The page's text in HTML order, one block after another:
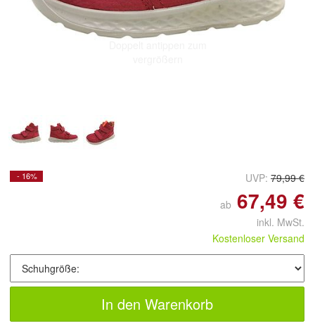
- 16% UVP: 79,99 €
ab 67,49 €
inkl. MwSt.
Kostenloser Versand
In den Warenkorb